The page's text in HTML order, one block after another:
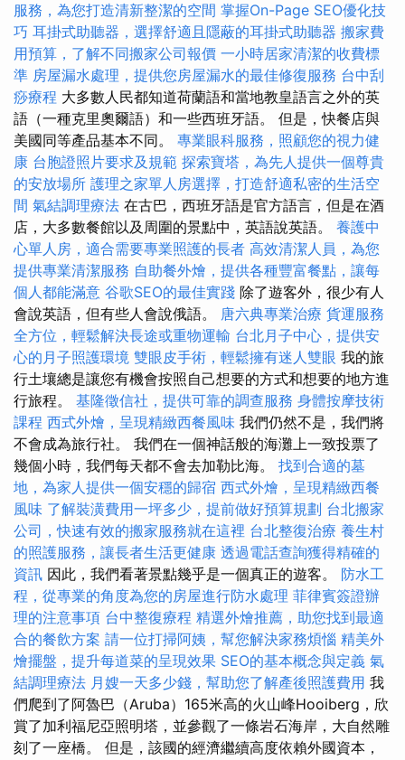
服務，為您打造清新整潔的空間 掌握On-Page SEO優化技
巧 耳掛式助聽器，選擇舒適且隱蔽的耳掛式助聽器 搬家費
用預算，了解不同搬家公司報價 一小時居家清潔的收費標
準 房屋漏水處理，提供您房屋漏水的最佳修復服務 台中刮
痧療程 大多數人民都知道荷蘭語和當地教皇語言之外的英
語（一種克里奧爾語）和一些西班牙語。 但是，快餐店與
美國同等產品基本不同。 專業眼科服務，照顧您的視力健
康 台胞證照片要求及規範 探索寶塔，為先人提供一個尊貴
的安放場所 護理之家單人房選擇，打造舒適私密的生活空
間 氣結調理療法 在古巴，西班牙語是官方語言，但是在酒
店，大多數餐館以及周圍的景點中，英語說英語。 養護中
心單人房，適合需要專業照護的長者 高效清潔人員，為您
提供專業清潔服務 自助餐外燴，提供各種豐富餐點，讓每
個人都能滿意 谷歌SEO的最佳實踐 除了遊客外，很少有人
會說英語，但有些人會說俄語。 唐六典專業治療 貨運服務
全方位，輕鬆解決長途或重物運輸 台北月子中心，提供安
心的月子照護環境 雙眼皮手術，輕鬆擁有迷人雙眼 我的旅
行土壤總是讓您有機會按照自己想要的方式和想要的地方進
行旅程。 基隆徵信社，提供可靠的調查服務 身體按摩技術
課程 西式外燴，呈現精緻西餐風味 我們仍然不是，我們將
不會成為旅行社。 我們在一個神話般的海灘上一致投票了
幾個小時，我們每天都不會去加勒比海。 找到合適的墓
地，為家人提供一個安穩的歸宿 西式外燴，呈現精緻西餐
風味 了解裝潢費用一坪多少，提前做好預算規劃 台北搬家
公司，快速有效的搬家服務就在這裡 台北整復治療 養生村
的照護服務，讓長者生活更健康 透過電話查詢獲得精確的
資訊 因此，我們看著景點幾乎是一個真正的遊客。 防水工
程，從專業的角度為您的房屋進行防水處理 菲律賓簽證辦
理的注意事項 台中整復療程 精選外燴推薦，助您找到最適
合的餐飲方案 請一位打掃阿姨，幫您解決家務煩惱 精美外
燴擺盤，提升每道菜的呈現效果 SEO的基本概念與定義 氣
結調理療法 月嫂一天多少錢，幫助您了解產後照護費用 我
們爬到了阿魯巴（Aruba）165米高的火山峰Hooiberg，欣
賞了加利福尼亞照明塔，並參觀了一條岩石海岸，大自然雕
刻了一座橋。 但是，該國的經濟繼續高度依賴外國資本，